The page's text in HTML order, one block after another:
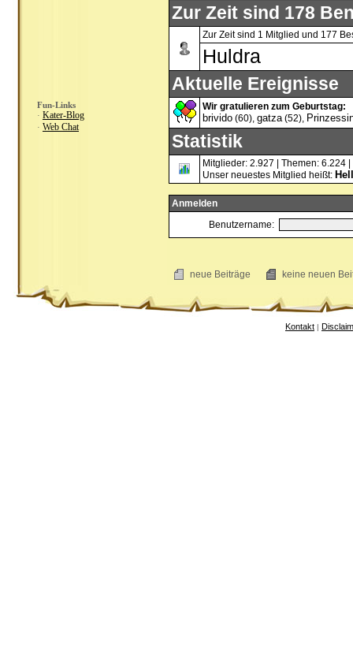
Fun-Links
· Kater-Blog
· Web Chat
Zur Zeit sind 178
Zur Zeit sind 1 Mitglied und 177
Huldra
Aktuelle Ereignisse
Wir gratulieren zum Geburtstag:
brivido (60), gatza(52),
Statistik
Mitglieder: 2.927 | Themen: 6.224
Unser neuestes Mitglied heißt:
Anmelden
Benutzername:
neue Beiträge keine neuen
Kontakt |